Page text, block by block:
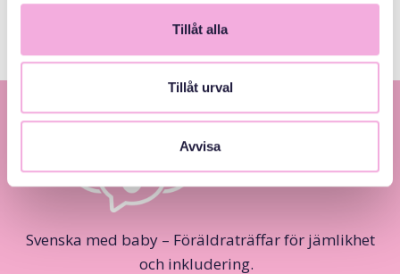
Tillåt alla
Tillåt urval
Avvisa
Svenska med baby – Föräldraträffar för jämlikhet
och inkludering.